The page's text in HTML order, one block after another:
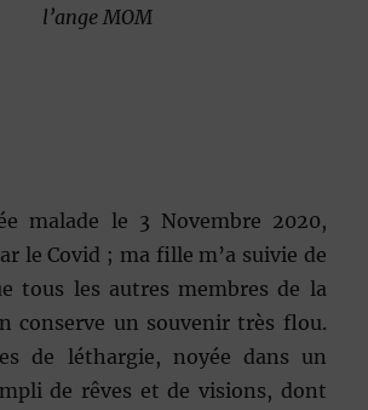
l’ange MOM
malade le 3 Novembre 2020,
le Covid ; ma fille m’a suivie de
tous les autres membres de la
conserve un souvenir très flou.
de léthargie, noyée dans un
de rêves et de visions, dont